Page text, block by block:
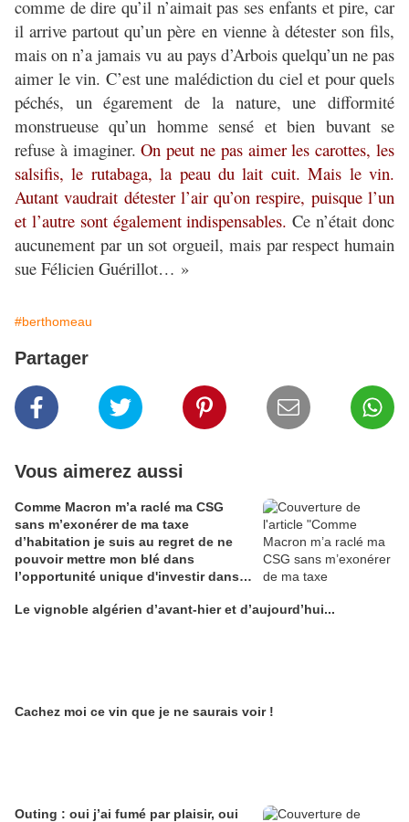
comme de dire qu’il n’aimait pas ses enfants et pire, car
il arrive partout qu’un père en vienne à détester son fils,
mais on n’a jamais vu au pays d’Arbois quelqu’un ne pas
aimer le vin. C’est une malédiction du ciel et pour quels
péchés, un égarement de la nature, une difformité
monstrueuse qu’un homme sensé et bien buvant se
refuse à imaginer.On peut ne pas aimer les carottes, les
salsifis, le rutabaga, la peau du lait cuit. Mais le vin.
Autant vaudrait détester l’air qu’on respire, puisque l’un
et l’autre sont également indispensables. Ce n’était donc
aucunement par un sot orgueil, mais par respect humain
sue Félicien Guérillot… »
#berthomeau
Partager
Vous aimerez aussi
Comme Macron m’a raclé ma CSG
sans m’exonérer de ma taxe
d’habitation je suis au regret de ne
pouvoir mettre mon blé dans
l’opportunité unique d'investir dans
Alain Edouard
Le vignoble algérien d’avant-hier et d’aujourd’hui...
Cachez moi ce vin que je ne saurais voir !
Outing : oui j’ai fumé par plaisir, oui